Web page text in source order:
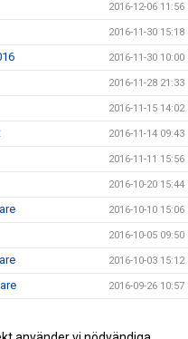
2016-12-06 11:56
2016-11-30 15:18
2016-11-30 10:00
2016-11-28 21:33
2016-11-15 14:02
2016-11-14 09:43
2016-11-11 15:56
2016-10-20 15:44
2016-10-10 15:06
2016-10-05 09:50
2016-10-03 15:12
2016-09-26 10:57